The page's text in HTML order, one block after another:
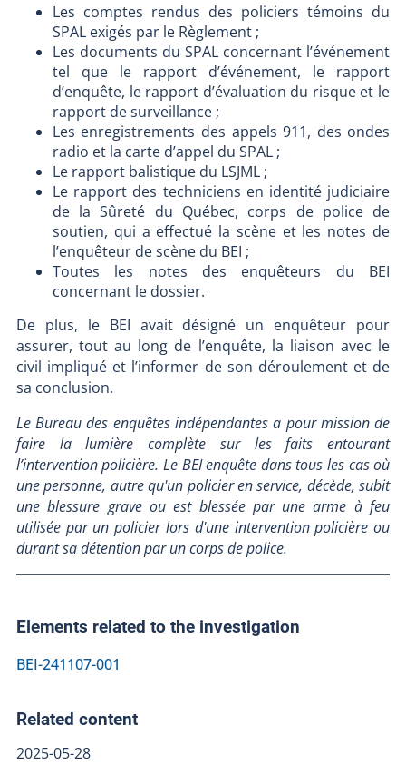
Les comptes rendus des policiers témoins du
SPAL exigés par le Règlement ;
Les documents du SPAL concernant l’événement
tel que le rapport d’événement, le rapport
d’enquête, le rapport d’évaluation du risque et le
rapport de surveillance ;
Les enregistrements des appels 911, des ondes
radio et la carte d’appel du SPAL ;
Le rapport balistique du LSJML ;
Le rapport des techniciens en identité judiciaire
de la Sûreté du Québec, corps de police de
soutien, qui a effectué la scène et les notes de
l’enquêteur de scène du BEI ;
Toutes les notes des enquêteurs du BEI
concernant le dossier.
De plus, le BEI avait désigné un enquêteur pour
assurer, tout au long de l’enquête, la liaison avec le
civil impliqué et l’informer de son déroulement et de
sa conclusion.
Le Bureau des enquêtes indépendantes a pour mission de
faire la lumière complète sur les faits entourant
l’intervention policière. Le BEI enquête dans tous les cas où
une personne, autre qu'un policier en service, décède, subit
une blessure grave ou est blessée par une arme à feu
utilisée par un policier lors d'une intervention policière ou
durant sa détention par un corps de police.
Elements related to the investigation
BEI-241107-001
Related content
2025-05-28